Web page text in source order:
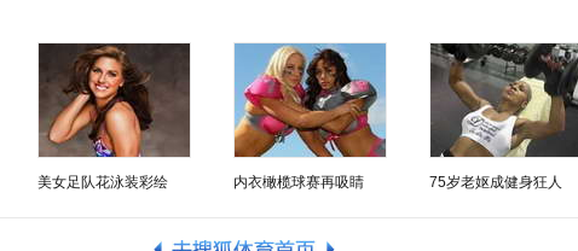
美女足队花泳装彩绘 内衣橄榄球赛再吸睛 75岁老妪成健身狂人